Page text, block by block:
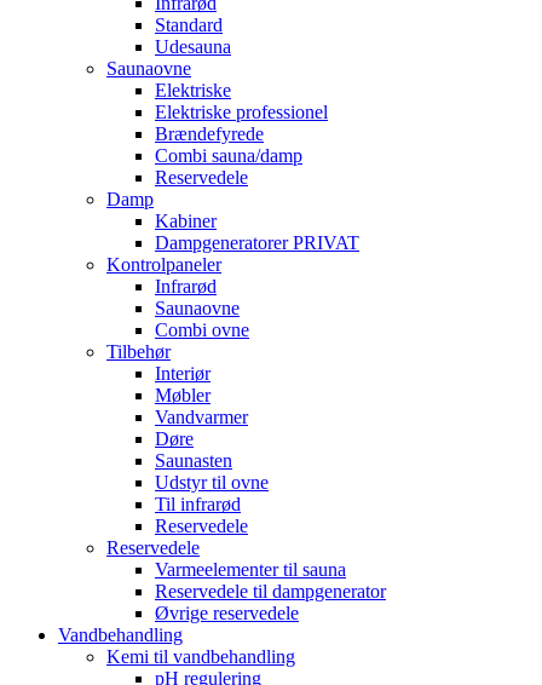
Standard
Udesauna
Saunaovne
Elektriske
Elektriske professionel
Brændefyrede
Combi sauna/damp
Reservedele
Damp
Kabiner
Dampgeneratorer PRIVAT
Kontrolpaneler
Infrarød
Saunaovne
Combi ovne
Tilbehør
Interiør
Møbler
Vandvarmer
Døre
Saunasten
Udstyr til ovne
Til infrarød
Reservedele
Reservedele
Varmeelementer til sauna
Reservedele til dampgenerator
Øvrige reservedele
Vandbehandling
Kemi til vandbehandling
pH regulering